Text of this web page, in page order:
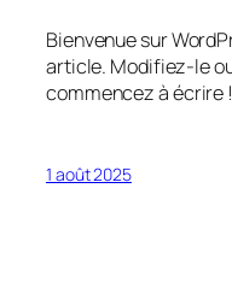
Bienvenue sur
article. Modifiez-le
commencez à écrire !
1 août 2025